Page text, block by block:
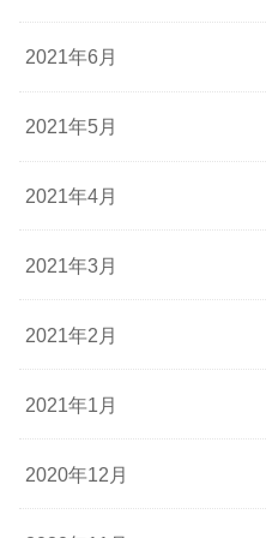
2021年6月
2021年5月
2021年4月
2021年3月
2021年2月
2021年1月
2020年12月